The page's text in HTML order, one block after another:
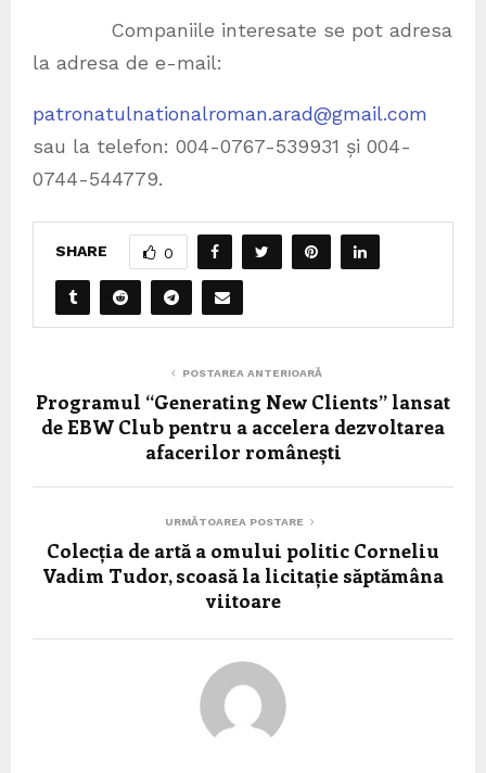
Companiile interesate se pot adresa
la adresa de e-mail:
patronatulnationalroman.arad@gmail.com
sau la telefon: 004-0767-539931 și 004-
0744-544779.
SHARE 0
POSTAREA ANTERIOARĂ
Programul “Generating New Clients” lansat
de EBW Club pentru a accelera dezvoltarea
afacerilor românești
URMĂTOAREA POSTARE
Colecția de artă a omului politic Corneliu
Vadim Tudor, scoasă la licitație săptămâna
viitoare